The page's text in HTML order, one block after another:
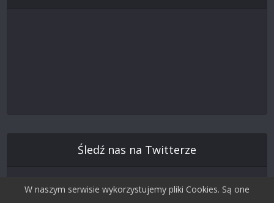
Śledź nas na Twitterze
W naszym serwisie wykorzystujemy pliki Cookies. Są one